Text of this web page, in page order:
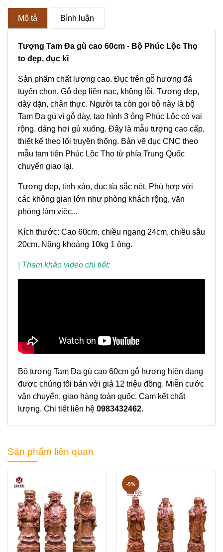
Mô tả Bình luận
Tượng Tam Đa gù cao 60cm - Bộ Phúc Lộc Thọ
to đẹp, đục kĩ
Sản phẩm chất lượng cao. Đục trên gỗ hương đá
tuyển chọn. Gỗ đẹp liền nạc, không lỗi. Tượng đẹp,
dày dặn, chân thực. Người ta còn gọi bộ này là bộ
Tam Đa gù vì gỗ dày, tạo hình 3 ông Phúc Lộc có vai
rộng, dáng hơi gù xuống. Đây là mẫu tượng cao cấp,
thiết kế theo lối truyền thống. Bản vẽ đục CNC theo
mẫu tam tiên Phúc Lộc Thọ từ phía Trung Quốc
chuyển giao lại.
Tượng đẹp, tinh xảo, đục tỉa sắc nét. Phù hợp với
các không gian lớn như phòng khách rộng, văn
phòng làm việc...
Kích thước: Cao 60cm, chiều ngang 24cm, chiều sâu
20cm. Nặng khoảng 10kg 1 ông.
| Tham khảo video chi tiết:
Bộ tượng Tam Đa gù cao 60cm gỗ hương hiện đang
được chúng tôi bán với giá 12 triệu đồng. Miễn cước
vận chuyển, giao hàng toàn quốc. Cam kết chất
lượng. Chi tiết liên hệ 0983432462.
Sản phẩm liên quan
-9%